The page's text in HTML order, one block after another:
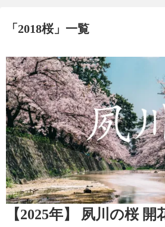
「 2018桜」 一覧
【2025年】 夙川の桜 開